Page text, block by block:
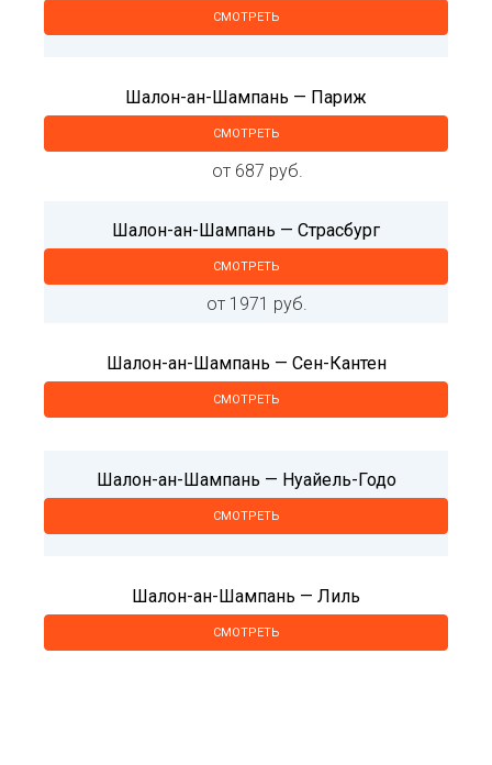
СМОТРЕТЬ
Шалон-ан-Шампань — Париж
СМОТРЕТЬ
от 687 руб.
Шалон-ан-Шампань — Страсбург
СМОТРЕТЬ
от 1971 руб.
Шалон-ан-Шампань — Сен-Кантен
СМОТРЕТЬ
Шалон-ан-Шампань — Нуайель-Годо
СМОТРЕТЬ
Шалон-ан-Шампань — Лиль
СМОТРЕТЬ